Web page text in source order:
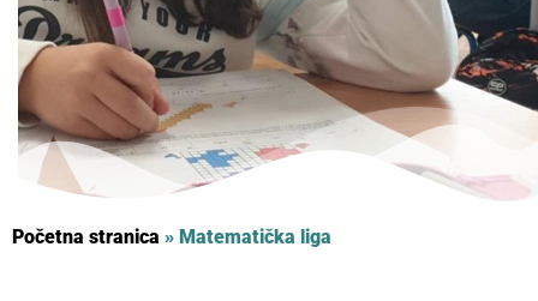
Početna stranica » Matematička liga